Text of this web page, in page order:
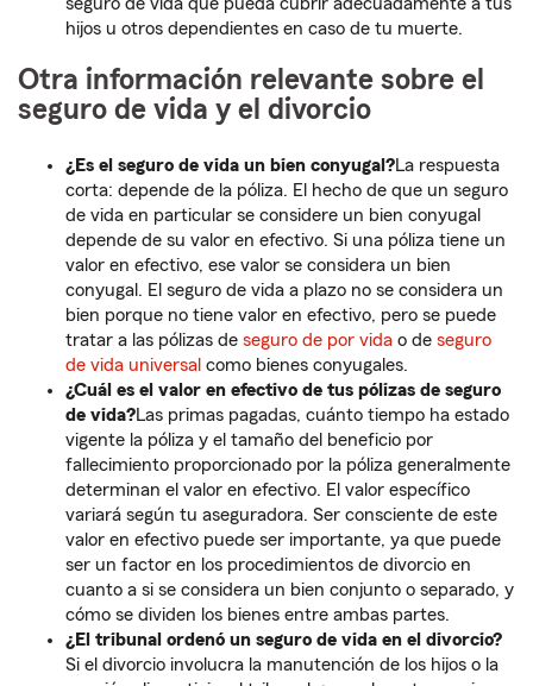
seguro de vida que pueda cubrir adecuadamente a tus
hijos u otros dependientes en caso de tu muerte.
Otra información relevante sobre el
seguro de vida y el divorcio
¿Es el seguro de vida un bien conyugal?La respuesta
corta: depende de la póliza. El hecho de que un seguro
de vida en particular se considere un bien conyugal
depende de su valor en efectivo. Si una póliza tiene un
valor en efectivo, ese valor se considera un bien
conyugal. El seguro de vida a plazo no se considera un
bien porque no tiene valor en efectivo, pero se puede
tratar a las pólizas de seguro de por vida o de seguro
de vida universal como bienes conyugales.
¿Cuál es el valor en efectivo de tus pólizas de seguro
de vida?Las primas pagadas, cuánto tiempo ha estado
vigente la póliza y el tamaño del beneficio por
fallecimiento proporcionado por la póliza generalmente
determinan el valor en efectivo. El valor específico
variará según tu aseguradora. Ser consciente de este
valor en efectivo puede ser importante, ya que puede
ser un factor en los procedimientos de divorcio en
cuanto a si se considera un bien conjunto o separado, y
cómo se dividen los bienes entre ambas partes.
¿El tribunal ordenó un seguro de vida en el divorcio?
Si el divorcio involucra la manutención de los hijos o la